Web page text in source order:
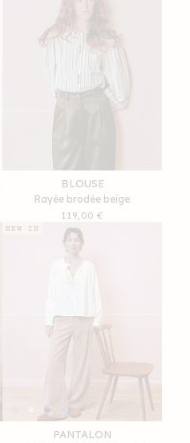
BLOUSE
Rayée brodée beige
Prix
habituel
119,00 €
PANTALON
NEW IN